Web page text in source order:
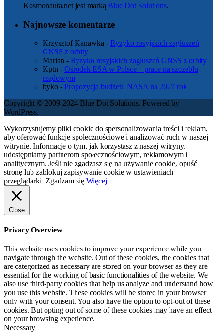
Kosmonauta.net jest marką Blue Dot Solutions.
Najnowsze komentarze
Krzysztof Kanawka - Ryzyko rosyjskich zagłuszeń
GNSS z orbity
Marian - Ryzyko rosyjskich zagłuszeń GNSS z orbity
Kptn - Ośrodek ESA w Polsce – prace na szczeblu
rządowym
byko - Propozycja budżetu NASA na 2027 rok
Copyright © 2009-2024 Blue Dot Solutions. Powered by
WordPress.
Wykorzystujemy pliki cookie do spersonalizowania treści i reklam,
aby oferować funkcje społecznościowe i analizować ruch w naszej
witrynie. Informacje o tym, jak korzystasz z naszej witryny,
udostępniamy partnerom społecznościowym, reklamowym i
analitycznym. Jeśli nie zgadzasz się na używanie cookie, opuść
stronę lub zablokuj zapisywanie cookie w ustawieniach
przeglądarki. Zgadzam się Więcej
Close
Privacy Overview
This website uses cookies to improve your experience while you
navigate through the website. Out of these cookies, the cookies that
are categorized as necessary are stored on your browser as they are
essential for the working of basic functionalities of the website. We
also use third-party cookies that help us analyze and understand how
you use this website. These cookies will be stored in your browser
only with your consent. You also have the option to opt-out of these
cookies. But opting out of some of these cookies may have an effect
on your browsing experience.
Necessary